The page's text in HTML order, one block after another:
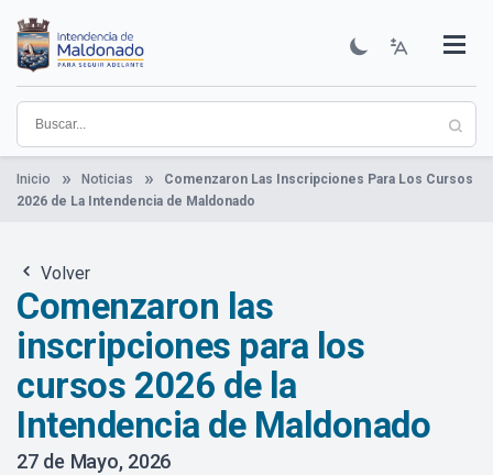
contenido
principal
Institucional
Municipios
Descubre Maldonado
Comunicación
Servicios
Guía De Trámites
Ver Noticias
Inicio Noticias
Comenzaron Las Inscripciones Para Los Cursos
2026 de La Intendencia de Maldonado
Volver
Comenzaron las
inscripciones para los
cursos 2026 de la
Intendencia de Maldonado
27 de Mayo, 2026